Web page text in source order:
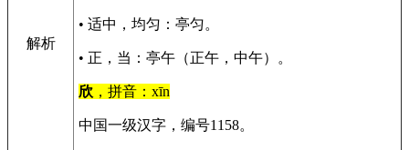
解析
• 适中，均匀：亭匀。
• 正，当：亭午（正午，中午）。
欣 ，拼音：xīn
中国一级汉字，编号1158。